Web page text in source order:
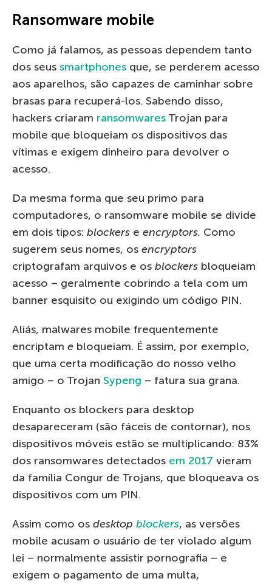
Ransomware mobile
Como já falamos, as pessoas dependem tanto
dos seus smartphones que, se perderem acesso
aos aparelhos, são capazes de caminhar sobre
brasas para recuperá-los. Sabendo disso,
hackers criaram ransomwares Trojan para
mobile que bloqueiam os dispositivos das
vítimas e exigem dinheiro para devolver o
acesso.
Da mesma forma que seu primo para
computadores, o ransomware mobile se divide
em dois tipos: blockers e encryptors. Como
sugerem seus nomes, os encryptors
criptografam arquivos e os blockers bloqueiam
acesso – geralmente cobrindo a tela com um
banner esquisito ou exigindo um código PIN.
Aliás, malwares mobile frequentemente
encriptam e bloqueiam. É assim, por exemplo,
que uma certa modificação do nosso velho
amigo – o Trojan Sypeng – fatura sua grana.
Enquanto os blockers para desktop
desapareceram (são fáceis de contornar), nos
dispositivos móveis estão se multiplicando: 83%
dos ransomwares detectados em 2017 vieram
da família Congur de Trojans, que bloqueava os
dispositivos com um PIN.
Assim como os desktop blockers, as versões
mobile acusam o usuário de ter violado algum
lei – normalmente assistir pornografia – e
exigem o pagamento de uma multa,